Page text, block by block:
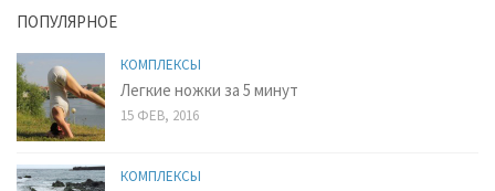
ПОПУЛЯРНОЕ
КОМПЛЕКСЫ
Легкие ножки за 5 минут
15 ФЕВ, 2016
КОМПЛЕКСЫ